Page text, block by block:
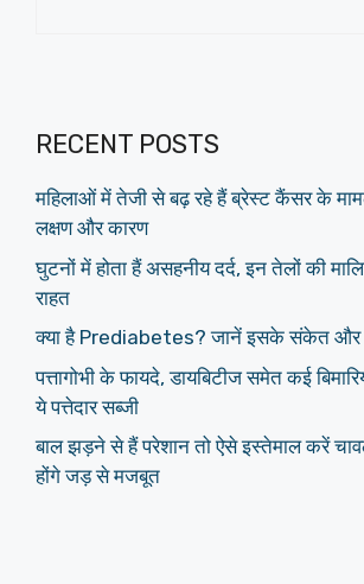
RECENT POSTS
महिलाओं में तेजी से बढ़ रहे हैं ब्रेस्ट कैंसर के
लक्षण और कारण
घुटनों में होता हैं असहनीय दर्द, इन तेलों की
राहत
क्या है Prediabetes? जानें इसके संकेत और
पत्तागोभी के फायदे, डायबिटीज समेत कई
ये पत्तेदार सब्जी
बाल झड़ने से हैं परेशान तो ऐसे इस्तेमाल करें
होंगे जड़ से मजबूत